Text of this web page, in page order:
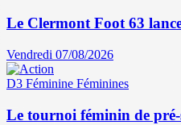
Le Clermont Foot 63
Vendredi 07/08/2026
D3 Féminine Féminines
Le tournoi féminin de